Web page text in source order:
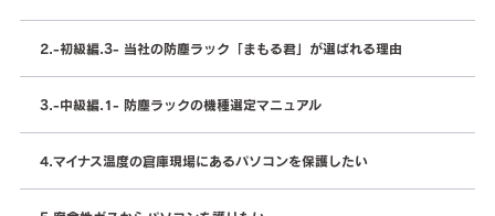
-初級編.3- 当社の防塵ラック「まもる君」が選ばれる理由
-中級編.1- 防塵ラックの機種選定マニュアル
マイナス温度の倉庫現場にあるパソコンを保護したい